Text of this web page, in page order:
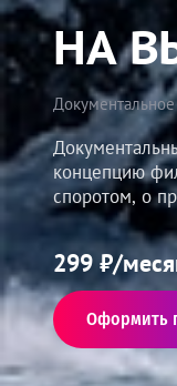
НА
концепцию
споротом, о
нетерпением
разбирается
горы
299 ₽⁠/⁠
Оформить